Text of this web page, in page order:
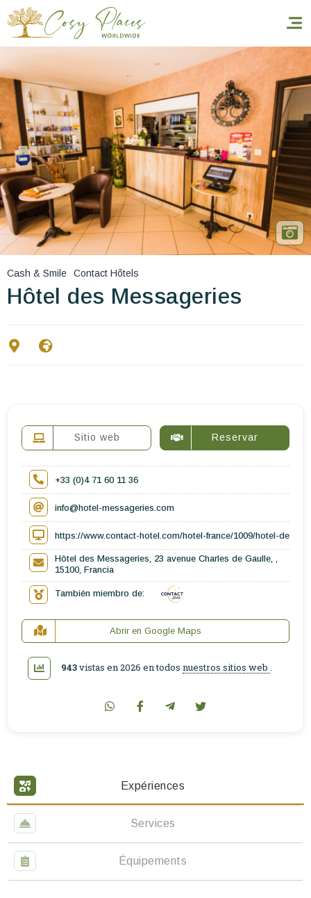
Inicio
Reservar una estancia
Nuestra colección mundial
World’s Best Hotels
Hacer que viajes
Estancia temática
Cash & Smile Contact Hôtels
Hôtel des Messageries
Expériences
Services
Équipements
Sitio web Reservar
+33 (0)4 71 60 11 36
info@hotel-messageries.com
https://www.contact-hotel.com/hotel-france/1009/hotel-des-
Hôtel des Messageries, 23 avenue Charles de Gaulle, ,
15100, Francia
También miembro de:
Abrir en Google Maps
943vistas en 2026 en todos nuestros sitios web